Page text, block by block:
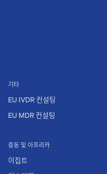
기타
EU IVDR 컨설팅
EU MDR 컨설팅
중동 및 아프리카
이집트